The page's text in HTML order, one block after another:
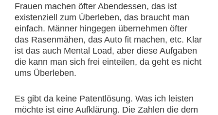
Frauen machen öfter Abendessen, das ist
existenziell zum Überleben, das braucht man
einfach. Männer hingegen übernehmen öfter
das Rasenmähen, das Auto fit machen, etc. Klar
ist das auch Mental Load, aber diese Aufgaben
die kann man sich frei einteilen, da geht es nicht
ums Überleben.
Es gibt da keine Patentlösung. Was ich leisten
möchte ist eine Aufklärung. Die Zahlen die dem